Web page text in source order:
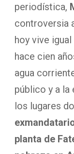
periodística,
controversia
hoy vive
hace cien
agua
público y a la
los lugares
planta de